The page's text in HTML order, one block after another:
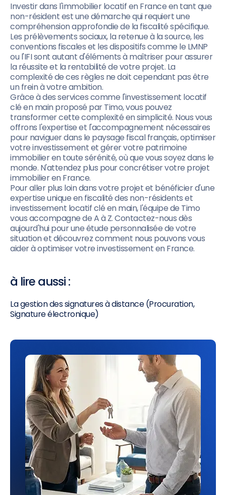
Investir dans l'immobilier locatif en France en tant que
non-résident est une démarche qui requiert une
compréhension approfondie de la fiscalité spécifique.
Les prélèvements sociaux, la retenue à la source, les
conventions fiscales et les dispositifs comme le LMNP
ou l'IFI sont autant d'éléments à maîtriser pour assurer
la réussite et la rentabilité de votre projet. La
complexité de ces règles ne doit cependant pas être
un frein à votre ambition.
Grâce à des services comme l'investissement locatif
clé en main proposé par Timo, vous pouvez
transformer cette complexité en simplicité. Nous vous
offrons l'expertise et l'accompagnement nécessaires
pour naviguer dans le paysage fiscal français, optimiser
votre investissement et gérer votre patrimoine
immobilier en toute sérénité, où que vous soyez dans le
monde. N'attendez plus pour concrétiser votre projet
immobilier en France.
Pour aller plus loin dans votre projet et bénéficier d'une
expertise unique en fiscalité des non-résidents et
investissement locatif clé en main, l'équipe de Timo
vous accompagne de A à Z. Contactez-nous dès
aujourd'hui pour une étude personnalisée de votre
situation et découvrez comment nous pouvons vous
aider à optimiser votre investissement en France.
à lire aussi :
La gestion des signatures à distance (Procuration,
Signature électronique)